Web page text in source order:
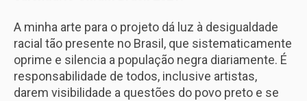
A minha arte para o projeto dá luz à desigualdade
racial tão presente no Brasil, que sistematicamente
oprime e silencia a população negra diariamente. É
responsabilidade de todos, inclusive artistas,
darem visibilidade a questões do povo preto e se